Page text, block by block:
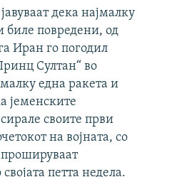
дека најмалку
биле повредени, од
Иран го погодил
Султан“ во
една ракета и
јеменските
своите први
на војната, со
прошируваат
петта недела.